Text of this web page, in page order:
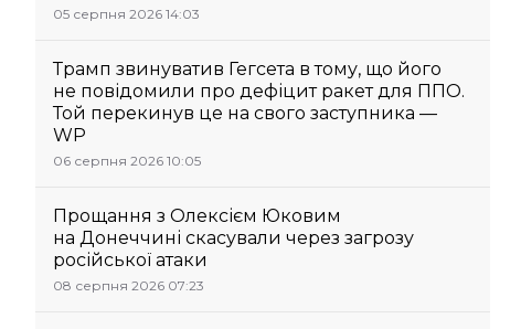
05 серпня 2026 14:03
Трамп звинуватив Гегсета в тому, що його
не повідомили про дефіцит ракет для ППО.
Той перекинув це на свого заступника —
WP
06 серпня 2026 10:05
Прощання з Олексієм Юковим
на Донеччині скасували через загрозу
російської атаки
08 серпня 2026 07:23